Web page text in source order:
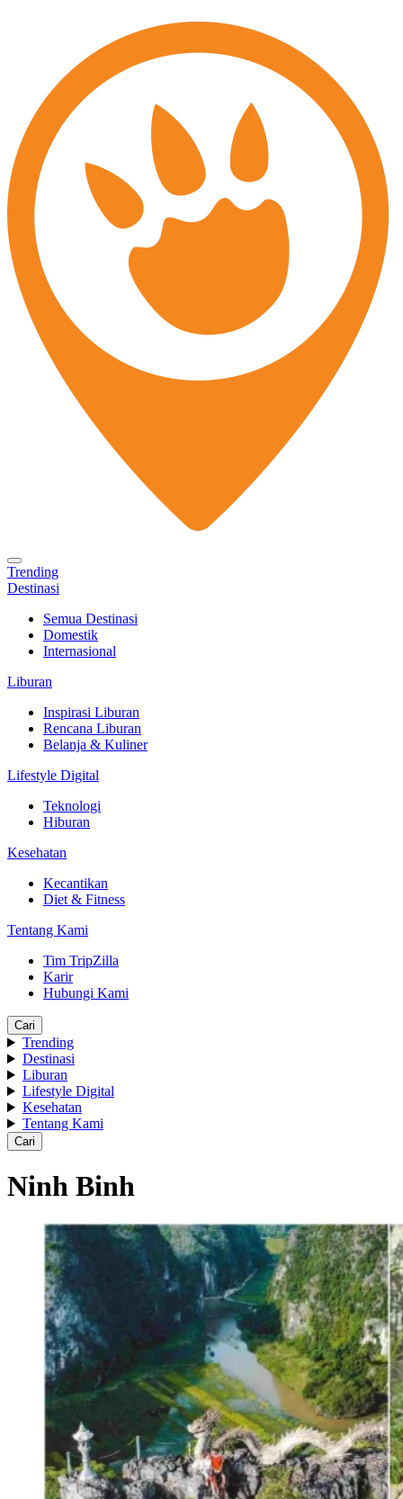
Trending
Destinasi
Semua Destinasi
Domestik
Internasional
Liburan
Inspirasi Liburan
Rencana Liburan
Belanja & Kuliner
Lifestyle Digital
Teknologi
Hiburan
Kesehatan
Kecantikan
Diet & Fitness
Tentang Kami
Tim TripZilla
Karir
Hubungi Kami
Cari
Trending
Destinasi
Liburan
Lifestyle Digital
Kesehatan
Tentang Kami
Cari
Ninh Binh